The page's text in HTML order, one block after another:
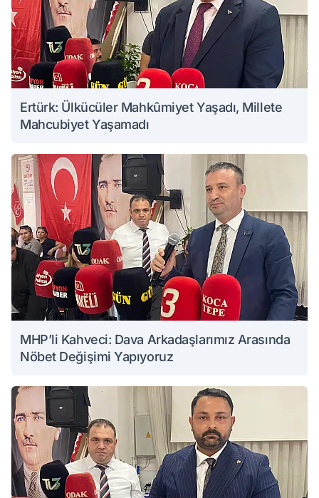
Ertürk: Ülkücüler Mahkûmiyet Yaşadı, Millete
Mahcubiyet Yaşamadı
MHP’li Kahveci: Dava Arkadaşlarımız Arasında
Nöbet Değişimi Yapıyoruz